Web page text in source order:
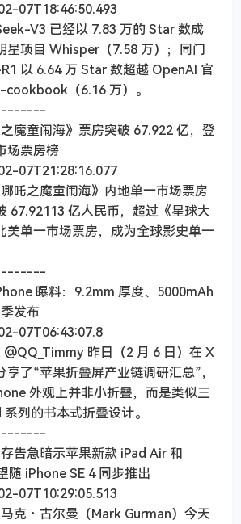
07T18:46:50.493
V3 已经以 7.83 万的 Star 数成
星项目 Whisper（7.58 万）；同门
以 6.64 万 Star 数超越 OpenAI 官
（6.16 万）。
魔童闹海》票房突破 67.922 亿，登
场票房榜
07T21:28:16.077
吒之魔童闹海》内地单一市场票房
67.92113 亿人民币，超过《星球大
美单一市场票房，成为全球影史单一
曝料：9.2mm 厚度、5000mAh
发布
07T06:43:07.8
昨日（2 月 6 日）在 X
了“苹果折叠屏产业链调研汇总”，
外观上并非小折叠，而是类似三
列的书本式折叠设计。
告急暗示苹果新款 iPad Air 和
随 iPhone SE 4 同步推出
07T10:29:05.513
克・古尔曼（Mark Gurman）今天